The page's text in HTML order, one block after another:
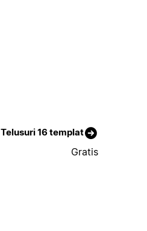
Telusuri 16 templat
Gratis